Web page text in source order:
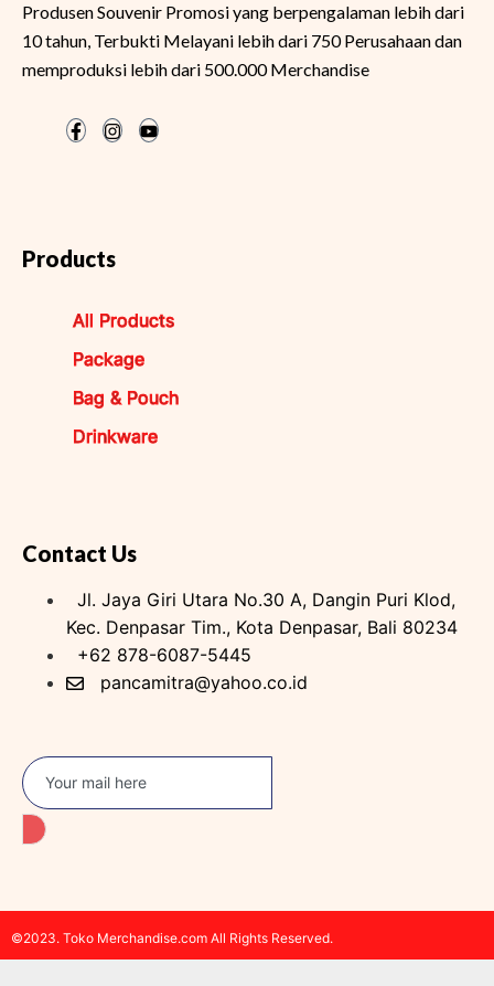
Produsen Souvenir Promosi yang berpengalaman lebih dari
10 tahun, Terbukti Melayani lebih dari 750 Perusahaan dan
memproduksi lebih dari 500.000 Merchandise
Products
All Products
Package
Bag & Pouch
Drinkware
Contact Us
Jl. Jaya Giri Utara No.30 A, Dangin Puri Klod,
Kec. Denpasar Tim., Kota Denpasar, Bali 80234
+62 878-6087-5445
pancamitra@yahoo.co.id
©2023. Toko Merchandise.com All Rights Reserved.